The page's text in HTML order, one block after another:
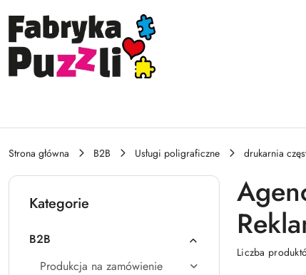
Przejdź do treści głównej
Przejdź do wyszukiwarki
Przejdź do moje konto
Przejdź do menu głównego
Przejdź do stopki
Strona główna B2B Usługi poligraficzne drukarnia
Kategorie
B2B
Produkcja na zamówienie
Liczba